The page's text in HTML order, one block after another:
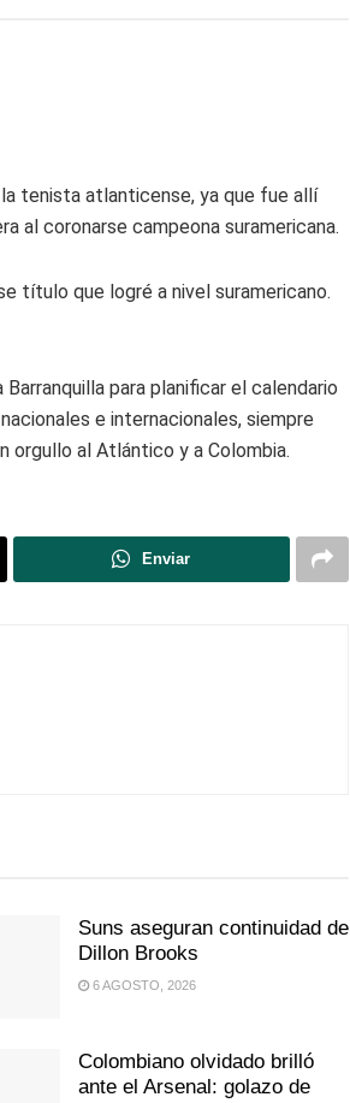
tenista atlanticense, ya que fue allí
al coronarse campeona suramericana.
título que logré a nivel suramericano.
para planificar el calendario
e internacionales, siempre
orgullo al Atlántico y a Colombia.
Enviar
Suns aseguran continuidad de
Dillon Brooks
6 AGOSTO, 2026
Colombiano olvidado brilló
ante el Arsenal: golazo de